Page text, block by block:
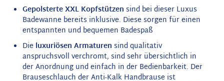
Gepolsterte XXL Kopfstützen sind bei dieser Luxus
Badewanne bereits inklusive. Diese sorgen für einen
entspannten und bequemen Badespaß
Die luxuriösen Armaturen sind qualitativ
anspruchsvoll verchromt, sind sehr übersichtlich in
der Anordnung und einfach in der Bedienbarkeit. Der
Brauseschlauch der Anti-Kalk Handbrause ist